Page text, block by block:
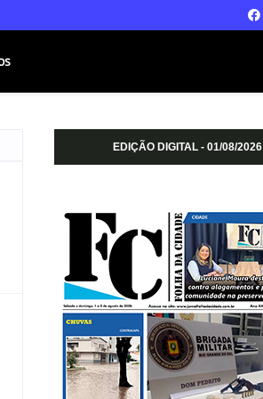
EDIÇÃO DIGITAL - 01/08/2026